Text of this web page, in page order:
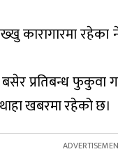
रहेका
प्रतिबन्ध फुकुवा
खबरमा रहेको छ।